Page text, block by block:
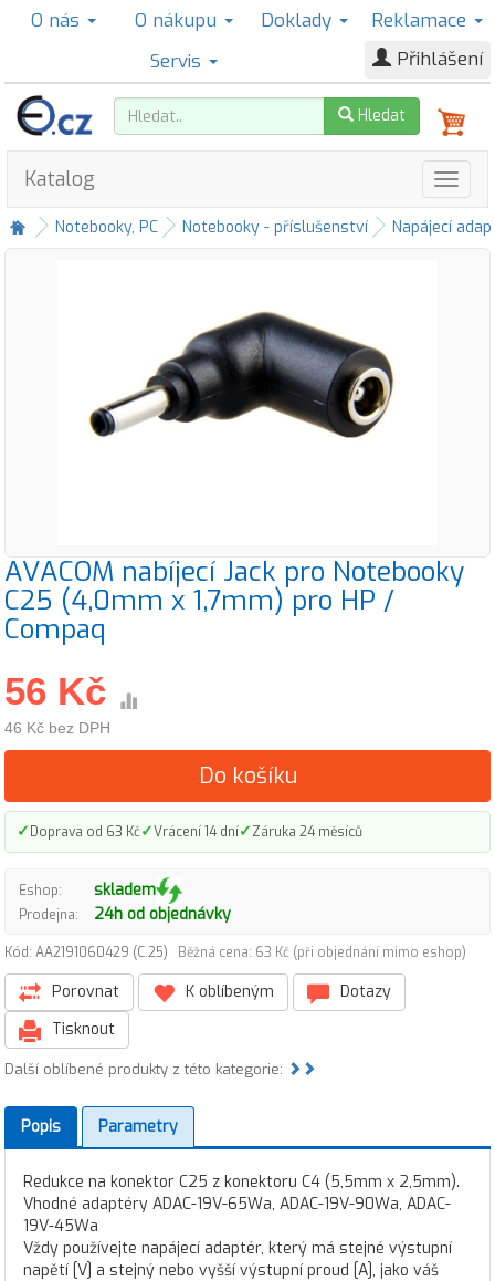
O nás O nákupu Doklady
Reklamace
Servis
Přihlášení
Hledat
Katalog
Notebooky, PC Notebooky - příslušenství Napájecí
AVACOM nabíjecí Jack pro Notebooky
C25 (4,0mm x 1,7mm) pro HP /
Compaq
56 Kč
46 Kč bez DPH
Do košíku
✓Doprava od 63 Kč✓Vrácení 14 dní✓Záruka 24 měsíců
Eshop: skladem
Prodejna: 24h od objednávky
Kód: AA2191060429 (C.25) Běžná cena: 63 Kč (při objednání mimo eshop)
Porovnat K oblíbeným
Dotazy
Tisknout
Další oblíbené produkty z této kategorie:
Popis Parametry
Redukce na konektor C25 z konektoru C4 (5,5mm x 2,5mm).
Vhodné adaptéry ADAC-19V-65Wa, ADAC-19V-90Wa, ADAC-
19V-45Wa
Vždy používejte napájecí adaptér, který má stejné výstupní
napětí [V] a stejný nebo vyšší výstupní proud [A], jako váš